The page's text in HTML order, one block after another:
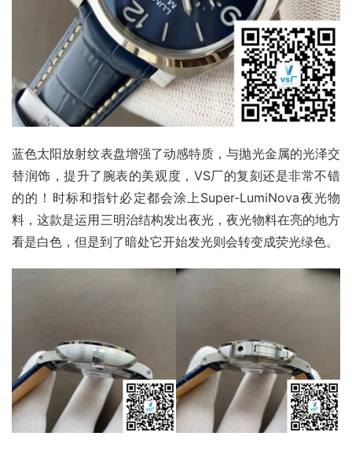
蓝色太阳放射纹表盘增强了动感特质，与抛光金属的光泽交
替润饰，提升了腕表的美观度，VS厂的复刻还是非常不错
的的！时标和指针必定都会涂上Super-LumiNova夜光物
料，这款是运用三明治结构发出夜光，夜光物料在亮的地方
看是白色，但是到了暗处它开始发光则会转变成荧光绿色。